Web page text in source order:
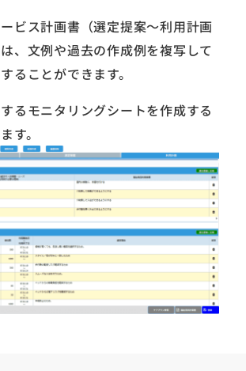
ビス計画書（選定提案～利用計画
、文例や過去の作成例を複写して
ることができます。
るモニタリングシートを作成する
す。